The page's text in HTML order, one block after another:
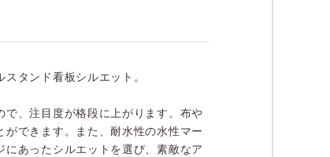
タンド看板シルエット。
、注目度が格段に上がります。布や
できます。また、耐水性の水性マー
あったシルエットを選び、素敵なア